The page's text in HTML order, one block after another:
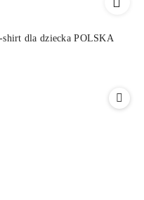
dla dziecka POLSKA